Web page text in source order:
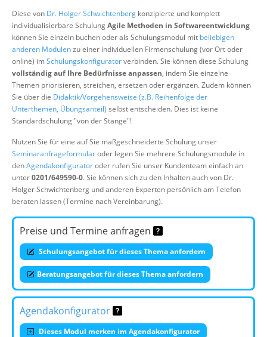
Suche
Diese von Dr. Holger Schwichtenberg konzipierte und komplett
individualisierbare SchulungAgile Methoden in Softwareentwicklung
können Sie einzeln buchen oder als Schulungsmodul mit beliebigen
anderen Modulenzu einer individuellen Firmenschulung (vor Ort oder
online) imSchulungskonfiguratorverbinden. Sie können diese Schulung
vollständig auf Ihre Bedürfnisse anpassen, indem Sie einzelne
Themen priorisieren, streichen, ersetzen oder ergänzen. Zudem können
Sie über die Didaktik/Vorgehensweise (z.B. Reihenfolge der
Unterthemen, Übungsanteil) selbst entscheiden. Dies ist keine
Standardschulung "von der Stange"!
Nutzen Sie für eine auf Sie maßgeschneiderte Schulung unser
Seminaranfrageformularoder legen Sie mehrere Schulungsmodule in
denAgendakonfiguratoroder rufen Sie unser Kundenteam einfach an
unter0201/649590-0. Sie können sich zu den Inhalten auch von Dr.
Holger Schwichtenberg und anderen Experten persönlich am Telefon
beraten lassen (Termine nach Vereinbarung).
Preise und Termine anfragen
Schulungsangebot für dieses Thema anfordern
Beratungsangebot für dieses Thema anfordern
Agendakonfigurator
Dieses Modul merken im Agendakonfigurator